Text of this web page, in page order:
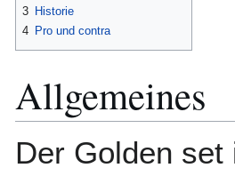
3 Historie
4 Pro und contra
Allgemeines
Der Golden